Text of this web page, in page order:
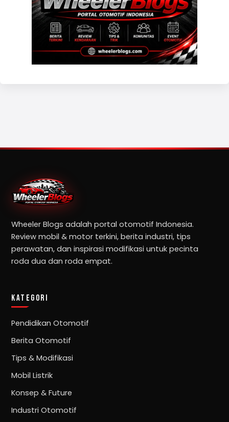
Wheeler Blogs adalah portal otomotif Indonesia.
Review mobil & motor terkini, berita industri, tips
perawatan, dan inspirasi modifikasi untuk pecinta
roda dua dan roda empat.
KATEGORI
Pendidikan Otomotif
Berita Otomotif
Tips & Modifikasi
Mobil Listrik
Konsep & Future
Industri Otomotif